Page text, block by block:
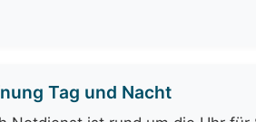
Tag und Nacht